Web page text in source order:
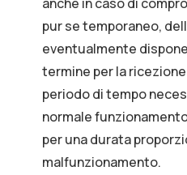
pur se temporaneo,
eventualmente
termine per la
periodo di tempo
normale
per una durata
malfunzionamento.